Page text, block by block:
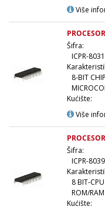
Više
Šifra:
ICPR-8031
8-BIT CHIP
Kućište:
Više
Šifra:
ICPR-8039
8 BIT-
ROM/RAM
Kućište: